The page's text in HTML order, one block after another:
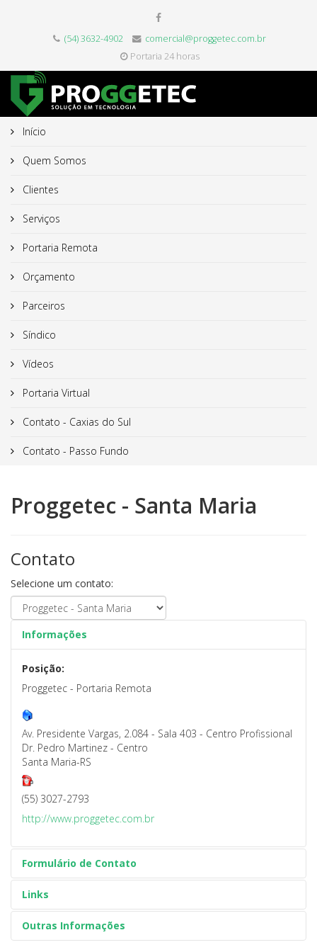
(54) 3632-4902
comercial@proggetec.com.br
Portaria 24 horas
Início
Quem Somos
Clientes
Serviços
Portaria Remota
Orçamento
Parceiros
Síndico
Vídeos
Portaria Virtual
Contato - Caxias do Sul
Contato - Passo Fundo
Proggetec - Santa Maria
Contato
Selecione um contato:
Informações
Posição:
Proggetec - Portaria Remota
Av. Presidente Vargas, 2.084 - Sala 403 - Centro Profissional
Dr. Pedro Martinez - Centro
Santa Maria-RS
(55) 3027-2793
http://www.proggetec.com.br
Formulário de Contato
Links
Outras Informações